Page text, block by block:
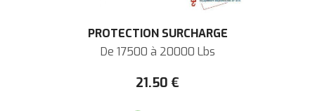
PROTECTION SURCHARGE
De 17500 à 20000 Lbs
21.50 €